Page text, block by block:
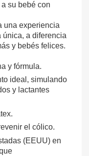
su bebé con
una experiencia
única, a diferencia
y bebés felices.
y fórmula.
ideal, simulando
y lactantes
el cólico.
(EEUU) en